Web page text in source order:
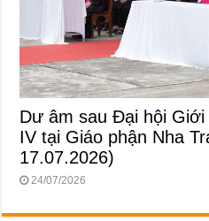
Dư âm sau Đại hội
IV tại Giáo phận Nha
17.07.2026)
24/07/2026